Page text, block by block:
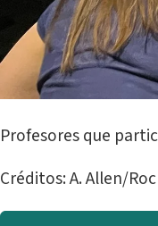
Profesores que
Créditos: A. Allen/